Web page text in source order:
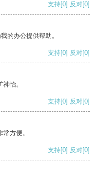
支持[0] 反对[0]
的办公提供帮助。
支持[0] 反对[0]
怡。
支持[0] 反对[0]
方便。
支持[0] 反对[0]